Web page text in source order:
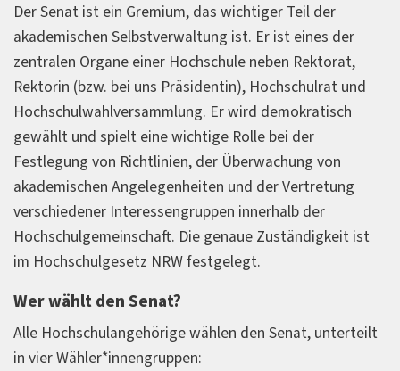
Der Senat ist ein Gremium, das wichtiger Teil der
akademischen Selbstverwaltung ist. Er ist eines der
zentralen Organe einer Hochschule neben Rektorat,
Rektorin (bzw. bei uns Präsidentin), Hochschulrat und
Hochschulwahlversammlung. Er wird demokratisch
gewählt und spielt eine wichtige Rolle bei der
Festlegung von Richtlinien, der Überwachung von
akademischen Angelegenheiten und der Vertretung
verschiedener Interessengruppen innerhalb der
Hochschulgemeinschaft. Die genaue Zuständigkeit ist
im Hochschulgesetz NRW festgelegt.
Wer wählt den Senat?
Alle Hochschulangehörige wählen den Senat, unterteilt
in vier Wähler*innengruppen: